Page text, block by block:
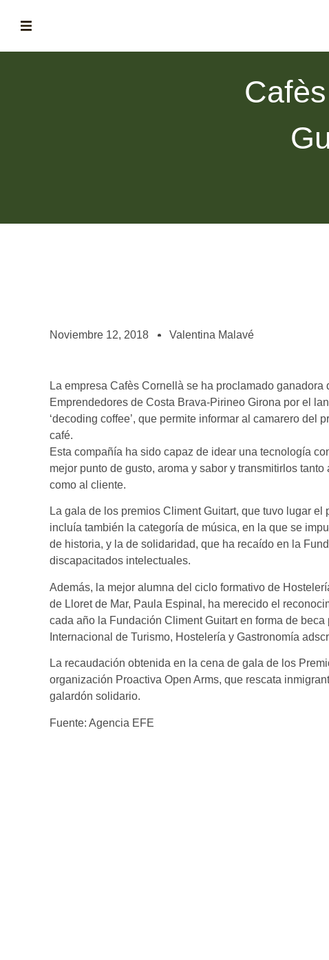
¡te imaginas vivir de tu pasión por el café?
Noviembre 12, 2018 Valentina Malavé
La empresa Cafès Cornellà se ha proclamado
Emprendedores de Costa Brava-Pirineo Girona por el
‘decoding coffee’, que permite informar al camarero del
café.
Esta compañía ha sido capaz de idear una tecnología
mejor punto de gusto, aroma y sabor y transmitirlos
como al cliente.
La gala de los premios Climent Guitart, que tuvo lugar
incluía también la categoría de música, en la que se
de historia, y la de solidaridad, que ha recaído en la
discapacitados intelectuales.
Además, la mejor alumna del ciclo formativo de
de Lloret de Mar, Paula Espinal, ha merecido el
cada año la Fundación Climent Guitart en forma de
Internacional de Turismo, Hostelería y Gastronomía
La recaudación obtenida en la cena de gala de los
organización Proactiva Open Arms, que rescata
galardón solidario.
Fuente: Agencia EFE